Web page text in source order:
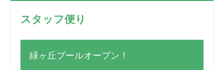
スタッフ便り
緑ヶ丘プールオープン！